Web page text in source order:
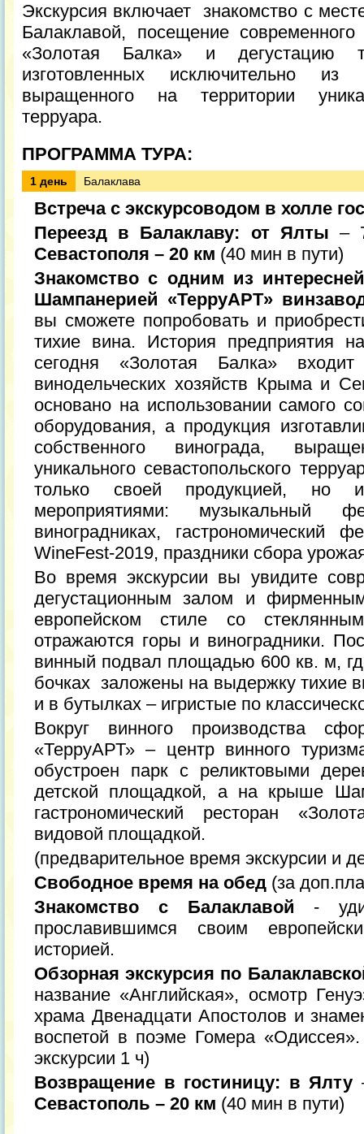
Экскурсия включает знакомство с
Балаклавой, посещение современного
«Золотая Балка» и дегустацию
изготовленных исключительно из
выращенного на территории
терруара.
ПРОГРАММА ТУРА:
1 день Балаклава
Встреча с экскурсоводом в холле
Переезд в Балаклаву: от Ялты –
Севастополя – 20 км (40 мин в пути)
Знакомство с одним из
Шампанерией «ТерруАРТ»
вы сможете попробовать и
тихие вина. История предприятия
сегодня «Золотая Балка»
винодельческих хозяйств Крыма и
основано на использовании самого
оборудования, а продукция
собственного винограда,
уникального севастопольского
только своей продукцией, но
мероприятиями: музыкальный
виноградниках, гастрономический
WineFest-2019, праздники сбора
Во время экскурсии вы увидите
дегустационным залом и
европейском стиле со
отражаются горы и виноградники.
винный подвал площадью 600 кв. м,
бочках заложены на выдержку тихие
и в бутылках – игристые по
Вокруг винного производства
«ТерруАРТ» – центр винного
обустроен парк с реликтовыми
детской площадкой, а на крыше
гастрономический ресторан
видовой площадкой.
(предварительное время экскурсии и
Свободное время на обед (за
Знакомство с Балаклавой -
прославившимся своим
историей.
Обзорная экскурсия по
название «Английская», осмотр
храма Двенадцати Апостолов и
воспетой в поэме Гомера
экскурсии 1 ч)
Возвращение в гостиницу: в Ялту
Севастополь – 20 км (40 мин в пути)